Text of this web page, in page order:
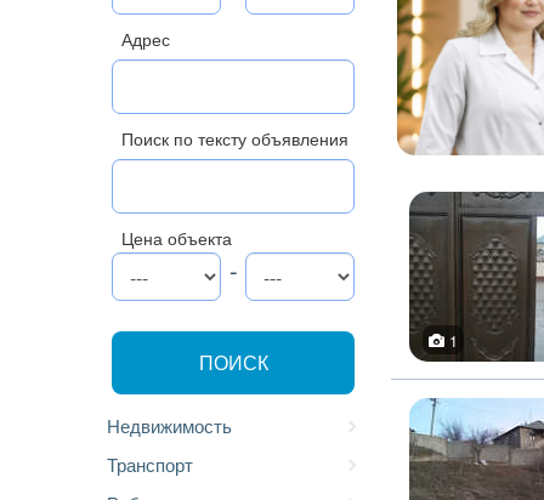
Адрес
Поиск по тексту объявления
Цена объекта
-
ПОИСК
Недвижимость
Транспорт
1